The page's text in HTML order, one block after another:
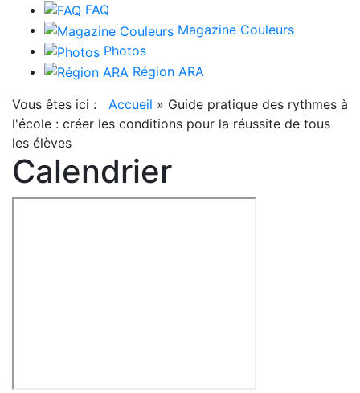
FAQ
Magazine Couleurs
Photos
Région ARA
Vous êtes ici : Accueil » Guide pratique des rythmes à
l'école : créer les conditions pour la réussite de tous
les élèves
Calendrier